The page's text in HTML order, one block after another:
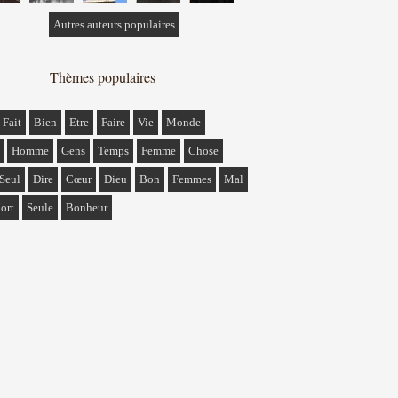
Autres auteurs populaires
Thèmes populaires
Fait Bien Etre Faire Vie Monde
Homme Gens Temps Femme Chose
Seul Dire Cœur Dieu Bon Femmes Mal
Seule Bonheur